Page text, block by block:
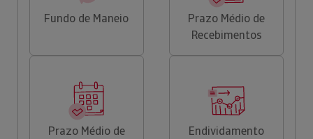
Fundo de Maneio
Prazo Médio de
Recebimentos
Prazo Médio de
Endividamento